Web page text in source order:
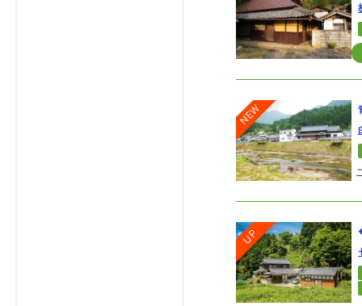
NEW
UP